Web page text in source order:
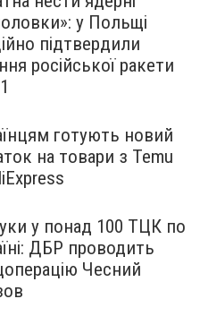
у Польщі
підтвердили
російської ракети
готують новий
на товари з Temu
у понад 100 ТЦК по
ДБР проводить
Чесний